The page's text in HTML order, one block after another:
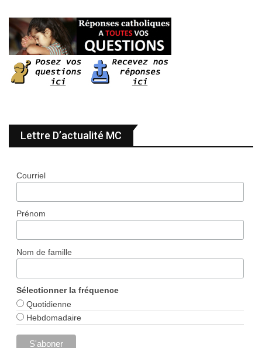
Lettre D’actualité MC
Courriel
Prénom
Nom de famille
Sélectionner la fréquence
Quotidienne
Hebdomadaire